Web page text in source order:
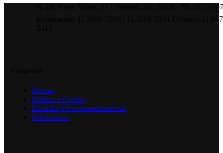
R. Dr. Paulo Vieira, 21 - Sumaré, São Paulo - SP, 01255-
Informações 11.3868-5500 | 11.3868-5501 Delivery
Massas
Molhos e Caldos
Entradas e Acompanhamentos
Sobremesas